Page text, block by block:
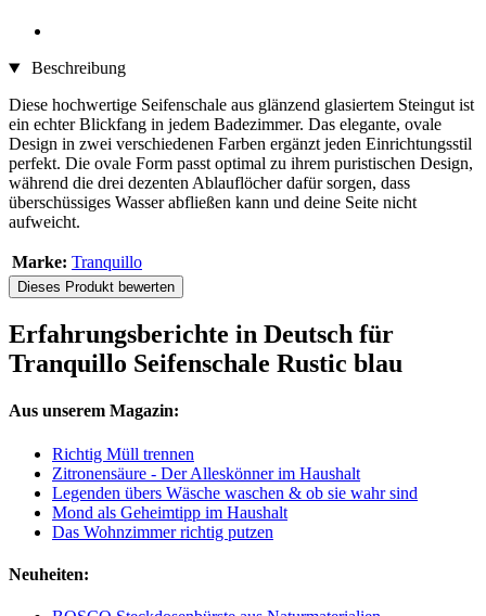
Beschreibung
Diese hochwertige Seifenschale aus glänzend glasiertem Steingut ist
ein echter Blickfang in jedem Badezimmer. Das elegante, ovale
Design in zwei verschiedenen Farben ergänzt jeden Einrichtungsstil
perfekt. Die ovale Form passt optimal zu ihrem puristischen Design,
während die drei dezenten Ablauflöcher dafür sorgen, dass
überschüssiges Wasser abfließen kann und deine Seite nicht
aufweicht.
Marke: Tranquillo
Dieses Produkt bewerten
Erfahrungsberichte in Deutsch für
Tranquillo Seifenschale Rustic blau
Aus unserem Magazin:
Richtig Müll trennen
Zitronensäure - Der Alleskönner im Haushalt
Legenden übers Wäsche waschen & ob sie wahr sind
Mond als Geheimtipp im Haushalt
Das Wohnzimmer richtig putzen
Neuheiten: